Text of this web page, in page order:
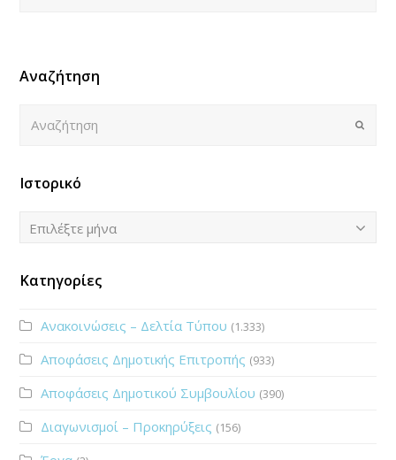
Αναζήτηση
Submit
Ιστορικό
Ιστορικό
Επιλέξτε μήνα
Κατηγορίες
Ανακοινώσεις – Δελτία Τύπου (1.333)
Αποφάσεις Δημοτικής Επιτροπής (933)
Αποφάσεις Δημοτικού Συμβουλίου (390)
Διαγωνισμοί – Προκηρύξεις (156)